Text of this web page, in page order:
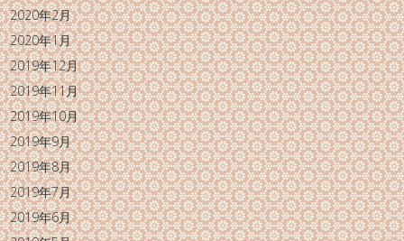
2020年2月
2020年1月
2019年12月
2019年11月
2019年10月
2019年9月
2019年8月
2019年7月
2019年6月